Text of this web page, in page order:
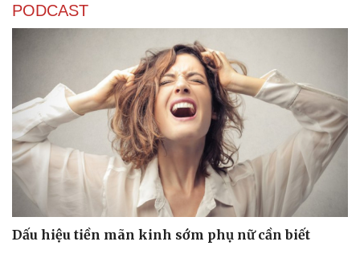
PODCAST
Dấu hiệu tiền mãn kinh sớm phụ nữ cần biết